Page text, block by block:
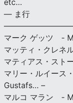
— ま行
マーク ゲッツ -
マッティ・クレ
マティアス・ス
マリー・ルイー
Gustafs… –
マルコ マラン -